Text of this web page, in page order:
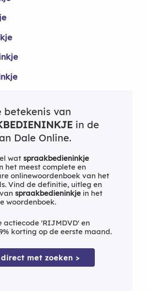
betekenis van
in de
Dale Online.
wat spraakbedieninkje
het meest complete en
onlinewoordenboek van het
Vind de definitie, uitleg en
spraakbedieninkjein het
woordenboek.
actiecode 'RIJMDVD' en
korting op de eerste maand.
met zoeken >